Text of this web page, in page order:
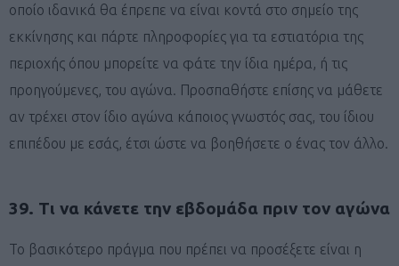
οποίο ιδανικά θα έπρεπε να είναι κοντά στο σημείο της
εκκίνησης και πάρτε πληροφορίες για τα εστιατόρια της
περιοχής όπου μπορείτε να φάτε την ίδια ημέρα, ή τις
προηγούμενες, του αγώνα. Προσπαθήστε επίσης να μάθετε
αν τρέχει στον ίδιο αγώνα κάποιος γνωστός σας, του ίδιου
επιπέδου με εσάς, έτσι ώστε να βοηθήσετε ο ένας τον άλλο.
39. Τι να κάνετε την εβδομάδα πριν τον αγώνα
Το βασικότερο πράγμα που πρέπει να προσέξετε είναι η